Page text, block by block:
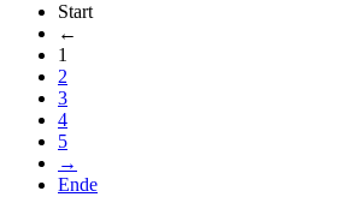
Start
←
1
2
3
4
5
→
Ende